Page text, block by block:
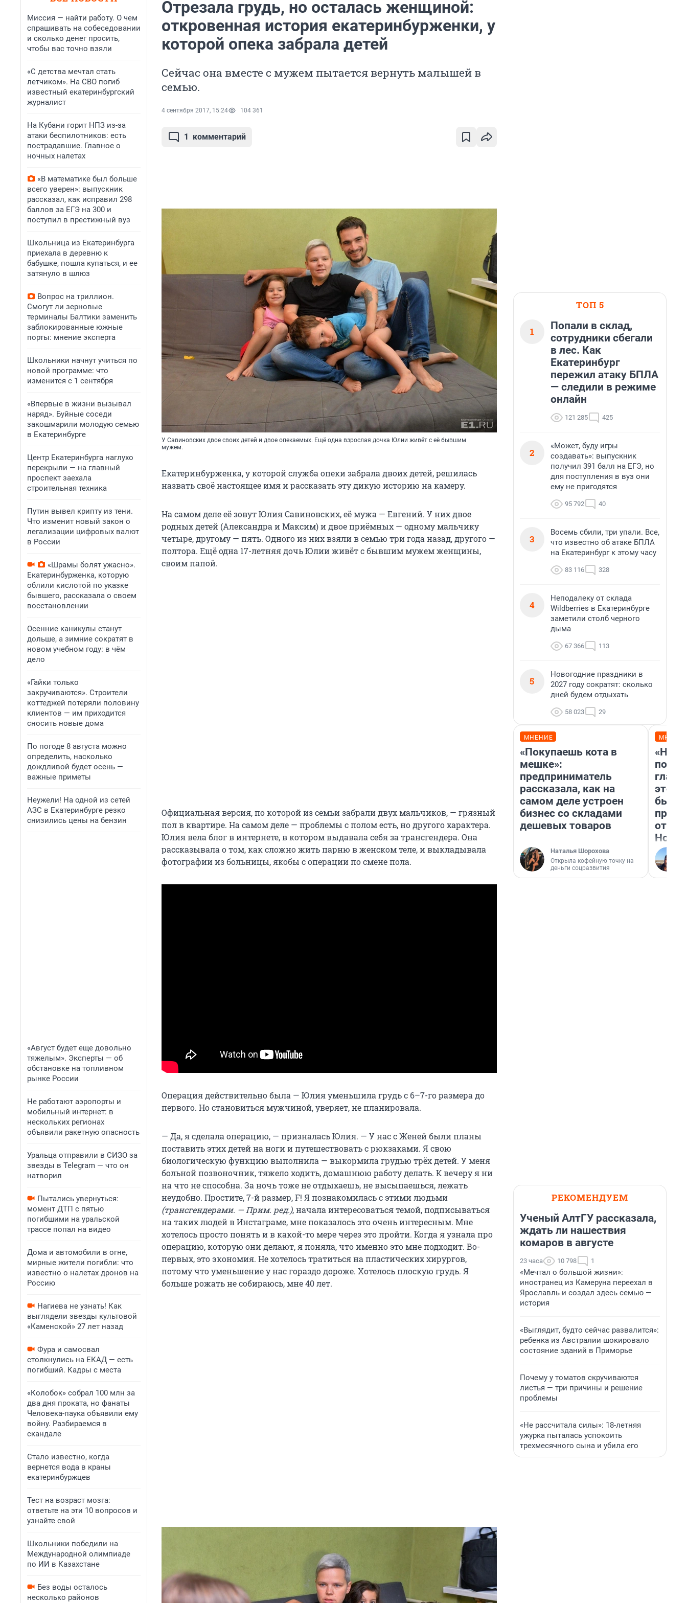
Миссия — найти работу. О чем
спрашивать на собеседовании
и сколько денег просить,
чтобы вас точно взяли
«С детства мечтал стать
летчиком». На СВО погиб
известный екатеринбургский
журналист
На Кубани горит НПЗ из-за
атаки беспилотников: есть
пострадавшие. Главное о
ночных налетах
«В математике был больше
всего уверен»: выпускник
рассказал, как исправил 298
баллов за ЕГЭ на 300 и
поступил в престижный вуз
Школьница из Екатеринбурга
приехала в деревню к
бабушке, пошла купаться, и ее
затянуло в шлюз
Вопрос на триллион.
Смогут ли зерновые
терминалы Балтики заменить
заблокированные южные
порты: мнение эксперта
Школьники начнут учиться по
новой программе: что
изменится с 1 сентября
«Впервые в жизни вызывал
наряд». Буйные соседи
закошмарили молодую семью
в Екатеринбурге
Центр Екатеринбурга наглухо
перекрыли — на главный
проспект заехала
строительная техника
Путин вывел крипту из тени.
Что изменит новый закон о
легализации цифровых валют
в России
«Шрамы болят ужасно».
Екатеринбурженка, которую
облили кислотой по указке
бывшего, рассказала о своем
восстановлении
Осенние каникулы станут
дольше, а зимние сократят в
новом учебном году: в чём
дело
«Гайки только
закручиваются». Строители
коттеджей потеряли половину
клиентов — им приходится
сносить новые дома
По погоде 8 августа можно
определить, насколько
дождливой будет осень —
важные приметы
Неужели! На одной из сетей
АЗС в Екатеринбурге резко
снизились цены на бензин
«Август будет еще довольно
тяжелым». Эксперты — об
обстановке на топливном
рынке России
Не работают аэропорты и
мобильный интернет: в
нескольких регионах
объявили ракетную опасность
Уральца отправили в СИЗО за
звезды в Telegram — что он
натворил
Пытались увернуться:
момент ДТП с пятью
погибшими на уральской
трассе попал на видео
Дома и автомобили в огне,
мирные жители погибли: что
известно о налетах дронов на
Россию
Нагиева не узнать! Как
выглядели звезды культовой
«Каменской» 27 лет назад
Фура и самосвал
столкнулись на ЕКАД — есть
погибший. Кадры с места
«Колобок» собрал 100 млн за
два дня проката, но фанаты
Человека-паука объявили ему
войну. Разбираемся в
скандале
Стало известно, когда
вернется вода в краны
екатеринбуржцев
Тест на возраст мозга:
ответьте на эти 10 вопросов и
узнайте свой
Школьники победили на
Международной олимпиаде
по ИИ в Казахстане
Без воды осталось
несколько районов
Отрезала грудь, но осталась женщиной:
откровенная история екатеринбурженки, у
которой опека забрала детей
Сейчас она вместе с мужем пытается вернуть малышей в
семью.
4 сентября 2017, 15:24 104 361
1 комментарий
У Савиновских двое своих детей и двое опекаемых. Ещё одна взрослая дочка Юлии живёт с её бывшим
мужем.
Екатеринбурженка, у которой служба опеки забрала двоих детей, решилась
назвать своё настоящее имя и рассказать эту дикую историю на камеру.
На самом деле её зовут Юлия Савиновских, её мужа — Евгений. У них двое
родных детей (Александра и Максим) и двое приёмных — одному мальчику
четыре, другому — пять. Одного из них взяли в семью три года назад, другого —
полтора. Ещё одна 17-летняя дочь Юлии живёт с бывшим мужем женщины,
своим папой.
Официальная версия, по которой из семьи забрали двух мальчиков, — грязный
пол в квартире. На самом деле — проблемы с полом есть, но другого характера.
Юлия вела блог в интернете, в котором выдавала себя за трансгендера. Она
рассказывала о том, как сложно жить парню в женском теле, и выкладывала
фотографии из больницы, якобы с операции по смене пола.
Операция действительно была — Юлия уменьшила грудь с 6–7-го размера до
первого. Но становиться мужчиной, уверяет, не планировала.
— Да, я сделала операцию, — призналась Юлия. — У нас с Женей были планы
поставить этих детей на ноги и путешествовать с рюкзаками. Я свою
биологическую функцию выполнила — выкормила грудью трёх детей. У меня
больной позвоночник, тяжело ходить, домашнюю работу делать. К вечеру я ни
на что не способна. За ночь тоже не отдыхаешь, не высыпаешься, лежать
неудобно. Простите, 7-й размер, F! Я познакомилась с этими людьми
(трансгендерами. — Прим. ред.), начала интересоваться темой, подписываться
на таких людей в Инстаграме, мне показалось это очень интересным. Мне
хотелось просто понять и в какой-то мере через это пройти. Когда я узнала про
операцию, которую они делают, я поняла, что именно это мне подходит. Во-
первых, это экономия. Не хотелось тратиться на пластических хирургов,
потому что уменьшение у нас гораздо дороже. Хотелось плоскую грудь. Я
больше рожать не собираюсь, мне 40 лет.
ТОП 5
1
Попали в склад,
сотрудники сбегали
в лес. Как
Екатеринбург
пережил атаку БПЛА
— следили в режиме
онлайн
121 285 425
2
«Может, буду игры
создавать»: выпускник
получил 391 балл на ЕГЭ, но
для поступления в вуз они
ему не пригодятся
95 792 40
3
Восемь сбили, три упали. Все,
что известно об атаке БПЛА
на Екатеринбург к этому часу
83 116 328
4
Неподалеку от склада
Wildberries в Екатеринбурге
заметили столб черного
дыма
67 366 113
5
Новогодние праздники в
2027 году сократят: сколько
дней будем отдыхать
58 023 29
МНЕНИЕ
«Покупаешь кота в
мешке»:
предприниматель
рассказала, как на
самом деле устроен
бизнес со складами
дешевых товаров
Наталья Шорохова
Открыла кофейную точку на
деньги соцразвития
этого
бьет
РЕКОМЕНДУЕМ
Ученый АлтГУ рассказала,
ждать ли нашествия
комаров в августе
23 часа 10 798 1
«Мечтал о большой жизни»:
иностранец из Камеруна переехал в
Ярославль и создал здесь семью —
история
«Выглядит, будто сейчас развалится»:
ребенка из Австралии шокировало
состояние зданий в Приморье
Почему у томатов скручиваются
листья — три причины и решение
проблемы
«Не рассчитала силы»: 18-летняя
ужурка пыталась успокоить
трехмесячного сына и убила его